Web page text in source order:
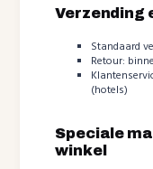
Verzending
Standaard
Retour:
(hotels)
Speciale
winkel